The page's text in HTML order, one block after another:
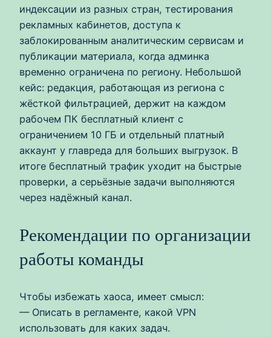
индексации из разных стран, тестирования
рекламных кабинетов, доступа к
заблокированным аналитическим сервисам и
публикации материала, когда админка
временно ограничена по региону. Небольшой
кейс: редакция, работающая из региона с
жёсткой фильтрацией, держит на каждом
рабочем ПК бесплатный клиент с
ограничением 10 ГБ и отдельный платный
аккаунт у главреда для больших выгрузок. В
итоге бесплатный трафик уходит на быстрые
проверки, а серьёзные задачи выполняются
через надёжный канал.
Рекомендации по организации
работы команды
Чтобы избежать хаоса, имеет смысл:
— Описать в регламенте, какой VPN
использовать для каких задач.